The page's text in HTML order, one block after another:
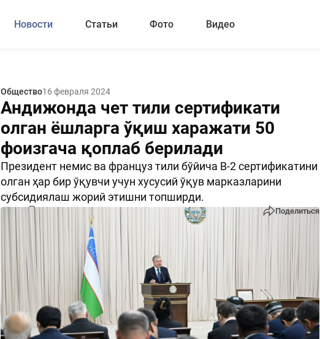
Новости Статьи Фото Видео
Общество16 февраля 2024
Андижонда чет тили сертификати
олган ёшларга ўқиш харажати 50
фоизгача қоплаб берилади
Президент немис ва француз тили бўйича B-2 сертификатини
олган ҳар бир ўқувчи учун хусусий ўқув марказларини
субсидиялаш жорий этишни топширди.
0 Поделиться